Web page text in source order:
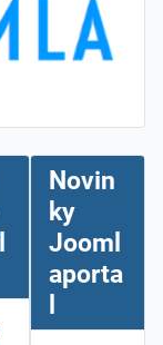
Novin
ky
Jooml
aporta